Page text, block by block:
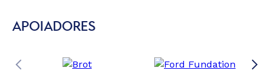
APOIADORES